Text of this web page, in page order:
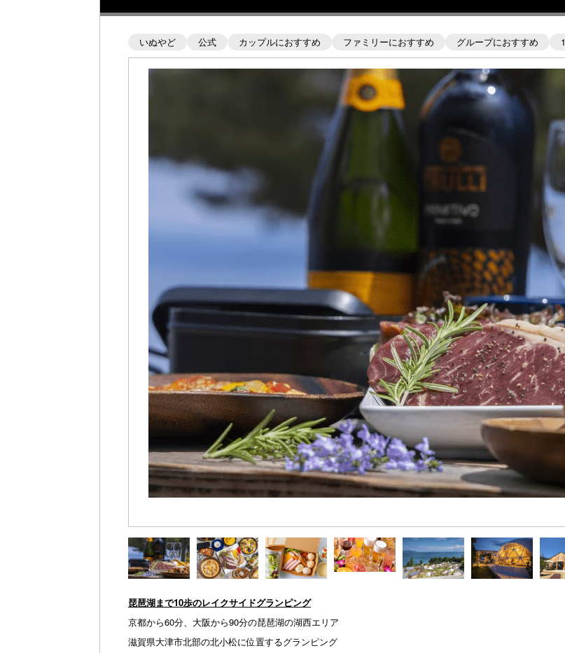
いぬやど 公式 カップルにおすすめ ファミリーにおすすめ グループにおすすめ
琵琶湖まで10歩のレイクサイドグランピング
京都から60分、大阪から90分の琵琶湖の湖西エリア
滋賀県大津市北部の北小松に位置するグランピング